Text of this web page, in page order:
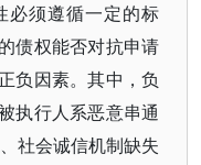
必须遵循一定的标
债权能否对抗申请
负因素。其中，负
执行人系恶意串通
社会诚信机制缺失